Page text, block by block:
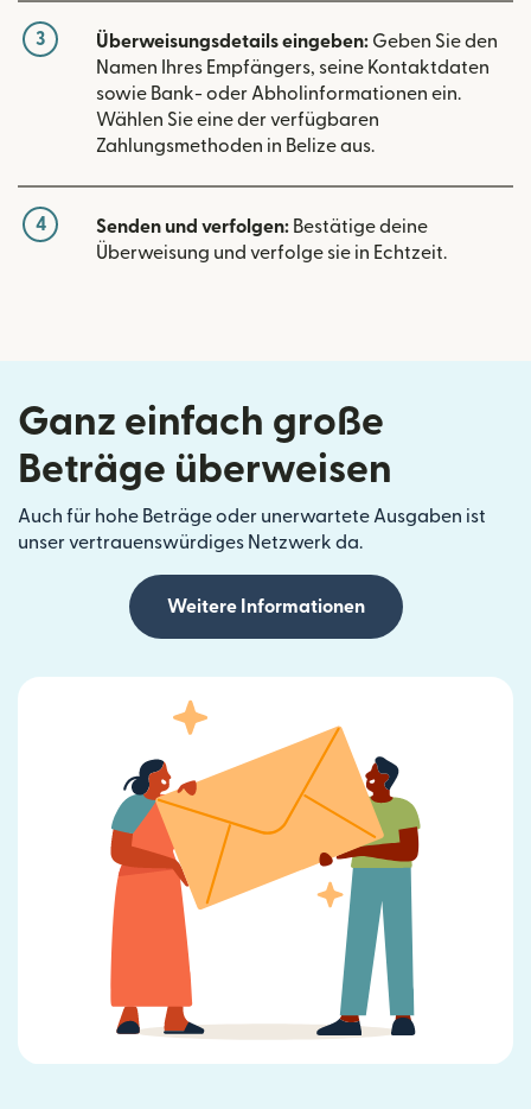
3 Überweisungsdetails eingeben: Geben Sie den
Namen Ihres Empfängers, seine Kontaktdaten
sowie Bank- oder Abholinformationen ein.
Wählen Sie eine der verfügbaren
Zahlungsmethoden in Belize aus.
4 Senden und verfolgen: Bestätige deine
Überweisung und verfolge sie in Echtzeit.
Ganz einfach große
Beträge überweisen
Auch für hohe Beträge oder unerwartete Ausgaben ist
unser vertrauenswürdiges Netzwerk da.
Weitere Informationen